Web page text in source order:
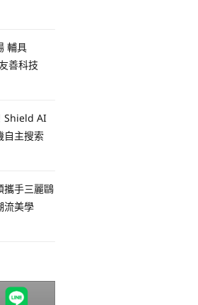
輔具
善科技
Shield AI
自主搜索
攜手三麗鷗
流美學